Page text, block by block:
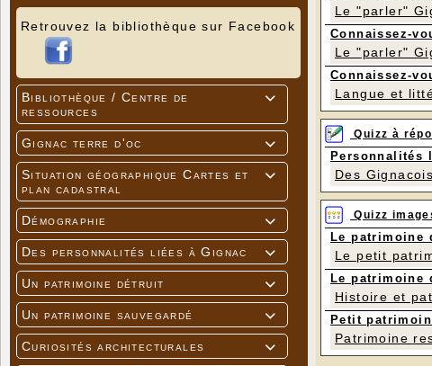
Retrouvez la bibliothèque sur Facebook

Bibliothèque / Centre de
ressources

Gignac terre d'oc

Situation géographique Cartes et
plan cadastral

Démographie

Des personnalités liées à Gignac

Un patrimoine détruit

Un patrimoine sauvegardé

Curiosités architecturales
Le "parler"
Connaissez-
Le "parler"
Connaissez-
Langue et
Quizz à
Personnalités
Des
Quizz
Le patrimoine
Le petit
Le patrimoine
Histoire et
Petit
Patrimoine